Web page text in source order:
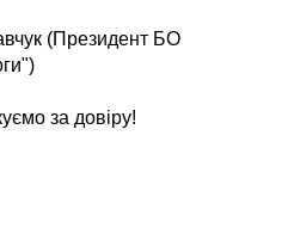
(Президент БО
за довіру!